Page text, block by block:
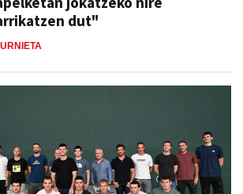
dut"
URNIETA